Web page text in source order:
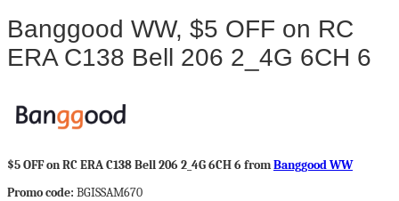
Banggood WW, $5 OFF on RC
ERA C138 Bell 206 2_4G 6CH 6
$5 OFF on RC ERA C138 Bell 206 2_4G 6CH 6 fromBanggood WW
Promo code: BGISSAM670